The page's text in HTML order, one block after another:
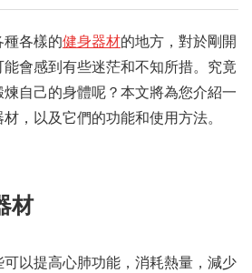
各樣的健身器材的地方，對於剛開
會感到有些迷茫和不知所措。究竟
自己的身體呢？本文將為您介紹一
，以及它們的功能和使用方法。
材
以提高心肺功能，消耗熱量，減少